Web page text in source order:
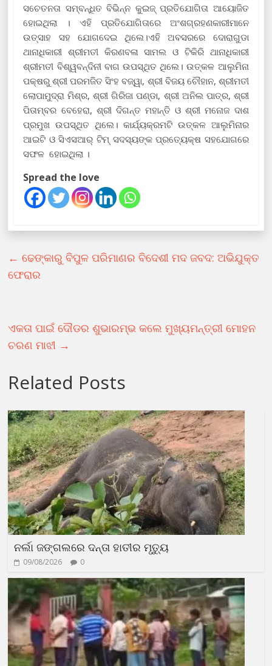
ସଚେତନତା ସମ୍ବନ୍ଧିତ ବିଭିନ୍ନ କୁଇଜ୍ ପ୍ରତିଯୋଗିତା ଆୟୋଜିତ
ହୋଇଥିଲା । ଏହି ପ୍ରତିଯୋଗିତାରେ ଅଂଶଗ୍ରହଣକାରୀମାନେ
ଉତ୍ସାହ ସହ ଯୋଗଦେଇ ଥିଲେ।ଏହି ଅବସରରେ ଦୋରାଗୁଡା
ଥାନାଧିକାରୀ ଶ୍ରୀମତୀ କିରଣବଳା ସାମଲ ଓ ଟିକିରି ଥାନାଧିକାରୀ
ଶ୍ରୀମତୀ ବିଶ୍ୱବନ୍ଦିନୀ ବାଗ ଉପସ୍ଥିତ ଥିଲେ। ଉତ୍କଳ ଆଲୁମିନା
ପକ୍ଷରୁ ଶ୍ରୀ ପରମଜିତ ସିଂହ ବଜ୍ୱା, ଶ୍ରୀ ବିଜୟ ଚୌହାନ, ଶ୍ରୀମତୀ
ଲୋପାମୁଦ୍ରା ମିଶ୍ର, ଶ୍ରୀ ଗିରିଜା ପଣ୍ଡା, ଶ୍ରୀ ଅନିଲ ପାତ୍ର, ଶ୍ରୀ
ପିତାମ୍ବର ବେହେରା, ଶ୍ରୀ ଦିଗନ୍ତ ମହାନ୍ତି ଓ ଶ୍ରୀ ମନୋଜ ଦାଶ
ପ୍ରମୁଖ ଉପସ୍ଥିତ ଥିଲେ। କାର୍ଯ୍ୟକ୍ରମଟି ଉତ୍କଳ ଆଲୁମିନାର
ଆଇଟି ଓ ସିଏସଆର୍ ଟିମ୍ ସଦସ୍ୟଙ୍କ ପ୍ରତ୍ୟେକ୍ଷ ସହଯୋଗରେ
ସଫଳ ହୋଇଥିଲା ।
Spread the love
← ଢେଙ୍କାରୁ ବିପୁଳ ପରିମାଣର ବିଦେଶୀ ମଦ ଜବଦ: ଅଭିଯୁକ୍ତ
ଫେରାର
ଏକତା ପାଇଁ ଦୌଡର ଶୁଭାରମ୍ଭ କଲେ ମୁଖ୍ୟମନ୍ତ୍ରୀ ମୋହନ
ଚରଣ ମାଝୀ →
Related Posts
ନର୍ଲା ଜଙ୍ଗଲରେ ଦନ୍ତା ହାତୀର ମୃତ୍ୟୁ
09/08/2026 0